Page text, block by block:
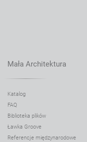
Mała Architektura
Katalog
FAQ
Biblioteka plików
Ławka Groove
Referencje międzynarodowe